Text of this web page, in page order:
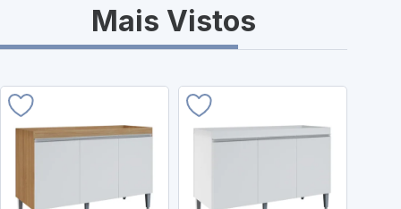
Mais Vistos